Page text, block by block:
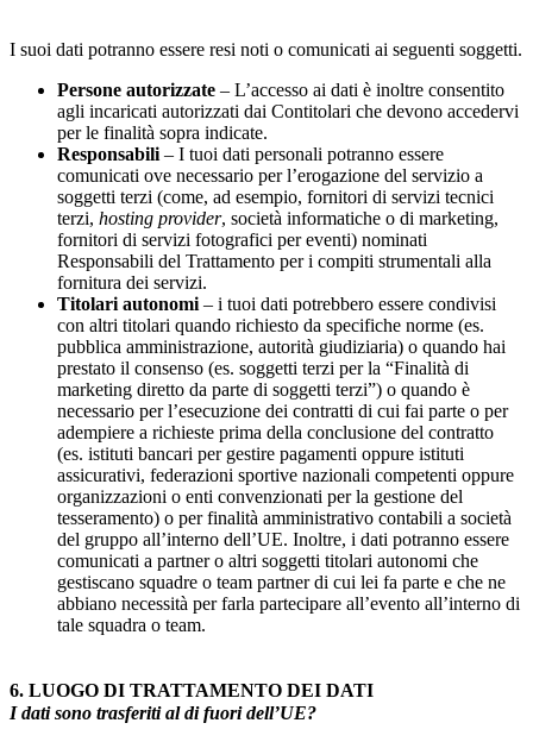
I suoi dati potranno essere resi noti o comunicati ai seguenti soggetti.
Persone autorizzate – L’accesso ai dati è inoltre consentito
agli incaricati autorizzati dai Contitolari che devono accedervi
per le finalità sopra indicate.
Responsabili – I tuoi dati personali potranno essere
comunicati ove necessario per l’erogazione del servizio a
soggetti terzi (come, ad esempio, fornitori di servizi tecnici
terzi, hosting provider, società informatiche o di marketing,
fornitori di servizi fotografici per eventi) nominati
Responsabili del Trattamento per i compiti strumentali alla
fornitura dei servizi.
Titolari autonomi – i tuoi dati potrebbero essere condivisi
con altri titolari quando richiesto da specifiche norme (es.
pubblica amministrazione, autorità giudiziaria) o quando hai
prestato il consenso (es. soggetti terzi per la “Finalità di
marketing diretto da parte di soggetti terzi”) o quando è
necessario per l’esecuzione dei contratti di cui fai parte o per
adempiere a richieste prima della conclusione del contratto
(es. istituti bancari per gestire pagamenti oppure istituti
assicurativi, federazioni sportive nazionali competenti oppure
organizzazioni o enti convenzionati per la gestione del
tesseramento) o per finalità amministrativo contabili a società
del gruppo all’interno dell’UE. Inoltre, i dati potranno essere
comunicati a partner o altri soggetti titolari autonomi che
gestiscano squadre o team partner di cui lei fa parte e che ne
abbiano necessità per farla partecipare all’evento all’interno di
tale squadra o team.
6. LUOGO DI TRATTAMENTO DEI DATI
I dati sono trasferiti al di fuori dell’UE?